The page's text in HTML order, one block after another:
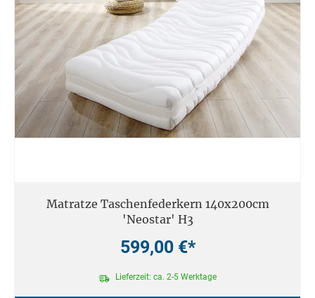
Matratze Taschenfederkern 140x200cm
'Neostar' H3
599,00 €*
Lieferzeit: ca. 2-5 Werktage